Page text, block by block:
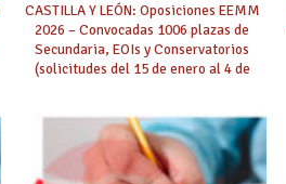
CASTILLA Y LEÓN: Oposiciones EEMM
2026 – Convocadas 1006 plazas de
Secundaria, EOIs y Conservatorios
(solicitudes del 15 de enero al 4 de